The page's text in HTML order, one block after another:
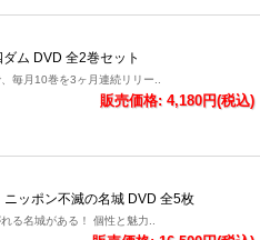
ム DVD 全2巻セット
毎月10巻を3ヶ月連続リリー..
販売価格: 4,180円(税込)
ッポン不滅の名城 DVD 全5枚
る名城がある！ 個性と魅力..